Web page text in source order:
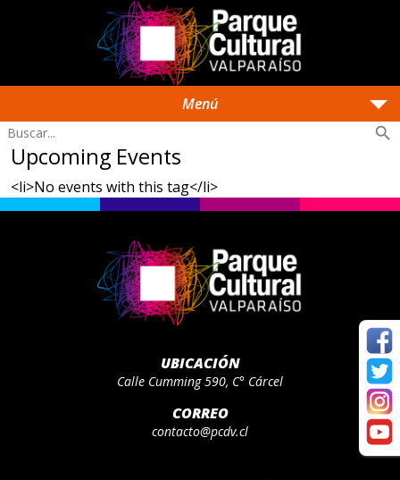
Menú arrow_drop_down
search
Upcoming Events
<li>No events with this tag</li>
UBICACIÓN
Calle Cumming 590, C° Cárcel
CORREO
contacto@pcdv.cl